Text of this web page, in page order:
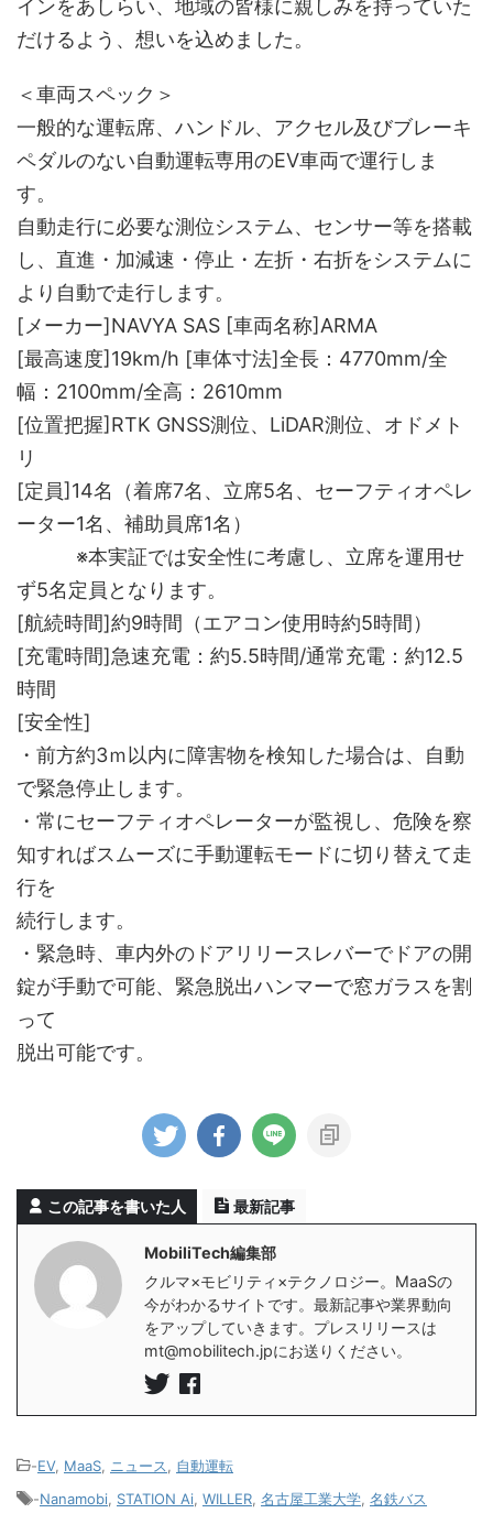
インをあしらい、地域の皆様に親しみを持っていた
だけるよう、想いを込めました。
＜車両スペック＞
一般的な運転席、ハンドル、アクセル及びブレーキ
ペダルのない自動運転専用のEV車両で運行しま
す。
自動走行に必要な測位システム、センサー等を搭載
し、直進・加減速・停止・左折・右折をシステムに
より自動で走行します。
[メーカー]NAVYA SAS [車両名称]ARMA
[最高速度]19km/h [車体寸法]全長：4770mm/全
幅：2100mm/全高：2610mm
[位置把握]RTK GNSS測位、LiDAR測位、オドメト
リ
[定員]14名（着席7名、立席5名、セーフティオペレ
ーター1名、補助員席1名）
※本実証では安全性に考慮し、立席を運用せ
ず5名定員となります。
[航続時間]約9時間（エアコン使用時約5時間）
[充電時間]急速充電：約5.5時間/通常充電：約12.5
時間
[安全性]
・前方約3ｍ以内に障害物を検知した場合は、自動
で緊急停止します。
・常にセーフティオペレーターが監視し、危険を察
知すればスムーズに手動運転モードに切り替えて走
行を
続行します。
・緊急時、車内外のドアリリースレバーでドアの開
錠が手動で可能、緊急脱出ハンマーで窓ガラスを割
って
脱出可能です。
この記事を書いた人 最新記事
MobiliTech編集部
クルマ×モビリティ×テクノロジー。MaaSの
今がわかるサイトです。最新記事や業界動向
をアップしていきます。プレスリリースは
mt@mobilitech.jpにお送りください。
-EV, MaaS, ニュース, 自動運転
-Nanamobi, STATION Ai, WILLER, 名古屋工業大学, 名鉄バス